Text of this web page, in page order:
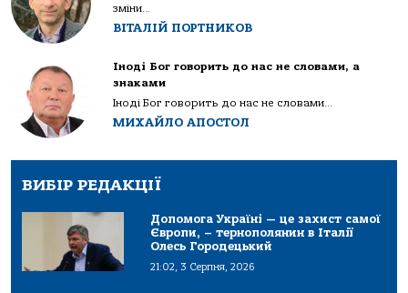
зміни...
ВІТАЛІЙ ПОРТНИКОВ
Іноді Бог говорить до нас не словами, а
знаками
Іноді Бог говорить до нас не словами...
МИХАЙЛО АПОСТОЛ
ВИБІР РЕДАКЦІЇ
Допомога Україні — це захист самої
Європи, – тернополянин в Італії
Олесь Городецький
21:02, 3 Серпня, 2026